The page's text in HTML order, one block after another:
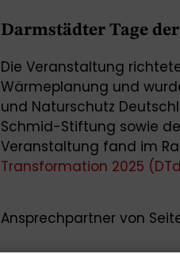
Darmstädter Tage
Die Veranstaltung
Wärmeplanung und
und Naturschutz
Schmid-Stiftung sowie
Veranstaltung fand im
Transformation 2025
Ansprechpartner von